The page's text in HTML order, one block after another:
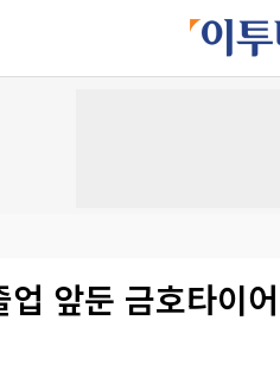
업 앞둔 금호타이